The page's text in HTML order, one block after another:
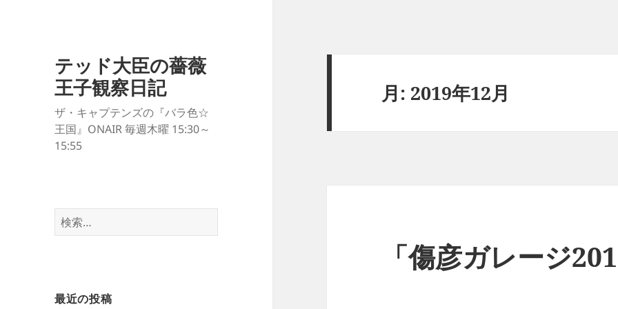
テッド大臣の薔薇
王子観察日記
ザ・キャプテンズの『バラ色☆
王国』ONAIR 毎週木曜 15:30～
15:55
検
索:
最近の投稿
月: 2019年12月
「傷彦ガレージ